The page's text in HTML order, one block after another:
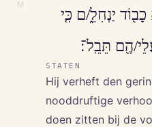
M
יַנְחִלֵ֑/ם כִּ֤י
הֶ֖ם תֵּבֵֽל־׃
STATEN
Hij verheft den
nooddruftige
doen zitten bij de